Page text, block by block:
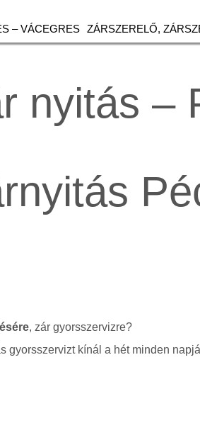
– VÁCEGRES ZÁRSZERELŐ,
nyitás –
, zár gyorsszervizre?
gyorsszervizt kínál a hét minden